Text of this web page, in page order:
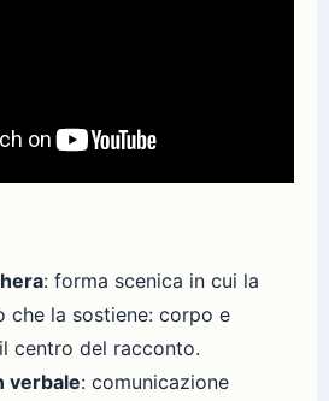
: forma scenica in cui la
che la sostiene: corpo e
centro del racconto.
verbale: comunicazione